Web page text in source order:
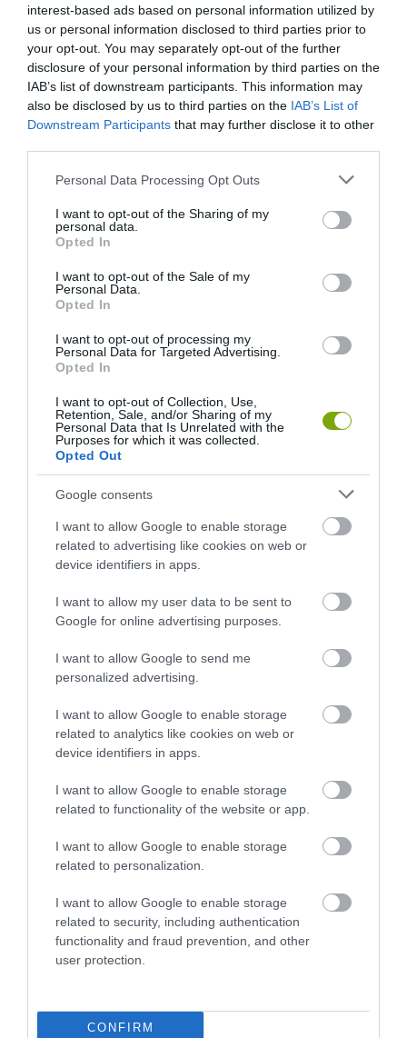
interest-based ads based on personal information utilized by
us or personal information disclosed to third parties prior to
your opt-out. You may separately opt-out of the further
disclosure of your personal information by third parties on the
IAB’s list of downstream participants. This information may
also be disclosed by us to third parties on the IAB’s List of
Downstream Participants that may further disclose it to other
Please note that this website/app uses one or more Google
not limited to your visit or usage behaviour. You may click to
grant or deny consent to Google and its third-party tags to
use your data for below specified purposes in below Google
consent section.
Personal Data Processing Opt Outs
I want to opt-out of the Sharing of my
personal data.
Opted In
I want to opt-out of the Sale of my
Personal Data.
Opted In
I want to opt-out of processing my
Personal Data for Targeted Advertising.
Opted In
I want to opt-out of Collection, Use,
Retention, Sale, and/or Sharing of my
Personal Data that Is Unrelated with the
Purposes for which it was collected.
Opted Out
Google consents
I want to allow Google to enable storage
related to advertising like cookies on web or
device identifiers in apps.
I want to allow my user data to be sent to
Google for online advertising purposes.
I want to allow Google to send me
personalized advertising.
I want to allow Google to enable storage
related to analytics like cookies on web or
device identifiers in apps.
I want to allow Google to enable storage
related to functionality of the website or app.
I want to allow Google to enable storage
related to personalization.
I want to allow Google to enable storage
related to security, including authentication
functionality and fraud prevention, and other
user protection.
CONFIRM
ELŐZŐ CIKK
RÁGÓGUMIFALAK: AMERIKA LEGRAGADÓSABB
LÁTVÁNYOSSÁGAI
KÖVETKEZŐ CIKK
HASONLÓ ÉRDEKESSÉGEK
A KORALLZÁTONY NEM CSAK
SZÍNES HALAKBÓL ÁLL: MOST
500 EDDIG ISMERETLEN
2026-08-06
PANNONHALMI
2026-08-04
KÖRNYÉKÉN: TERMÉSZET,
SZŐLŐ ÉS KOMLÓ
PANNONHALMI
GYÓGYNÖVÉNYKERTBE ÉS